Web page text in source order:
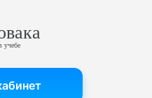
учебе